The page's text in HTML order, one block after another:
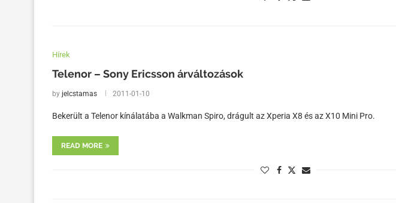
Hírek
Telenor – Sony Ericsson árváltozások
by jelcstamas 2011-01-10
Bekerült a Telenor kínálatába a Walkman Spiro, drágult az Xperia X8 és az X10 Mini Pro.
READ MORE